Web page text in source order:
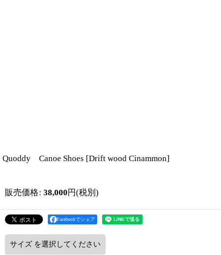
Quoddy Canoe Shoes [Drift wood Cinammon]
販売価格: 38,000 円(税別)
Facebookでシェア
サイズ を選択してください